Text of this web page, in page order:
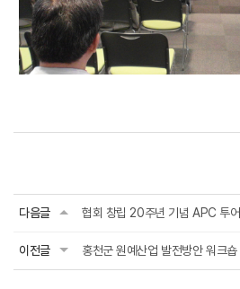
다음글 협회 창립 20주년 기념 APC 투어
이전글 홍천군 원예산업 발전방안 워크숍